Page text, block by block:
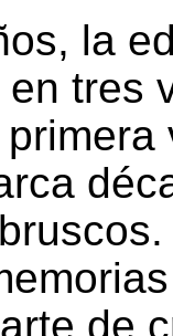
la
tres
de